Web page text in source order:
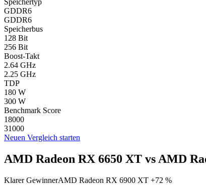
GDDR6
GDDR6
Speicherbus
128 Bit
256 Bit
Boost-Takt
2.64 GHz
2.25 GHz
TDP
180 W
300 W
Benchmark Score
18000
31000
Neuen Vergleich starten
AMD Radeon RX 6650 XT vs AMD
Klarer GewinnerAMD Radeon RX 6900 XT +72 %